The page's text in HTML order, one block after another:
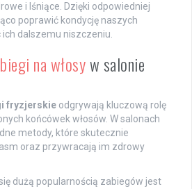
i lśniące. Dzięki odpowiedniej
poprawić kondycję naszych
dalszemu niszczeniu.
na włosyw salonie
fryzjerskie odgrywają kluczową rolę
końcówek włosów. W salonach
metody, które skutecznie
oraz przywracają im zdrowy
dużą popularnością zabiegów jest